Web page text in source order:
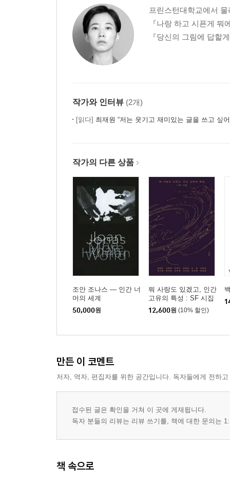
프린스턴대학교에서
『나랑 하고 시픈게
『당신의 그림에 답할
작가와 인터뷰 (2개)
[읽다] 최재원 “저는 웃기고 재미있는 글을 쓰고 싶어
작가의 다른 상품
조안 조나스 ― 인간 너
머의 세계
50,000원
뭐 사랑도 있겠고, 인간
고유의 특성 : SF 시집
12,600원 (10% 할인)
만든 이 코멘트
저자, 역자, 편집자를 위한 공간입니다. 독자들에게 전하
접수된 글은 확인을 거쳐 이 곳에 게재됩니다.
독자 분들의 리뷰는 리뷰 쓰기를, 책에 대한 문의는
책 속으로